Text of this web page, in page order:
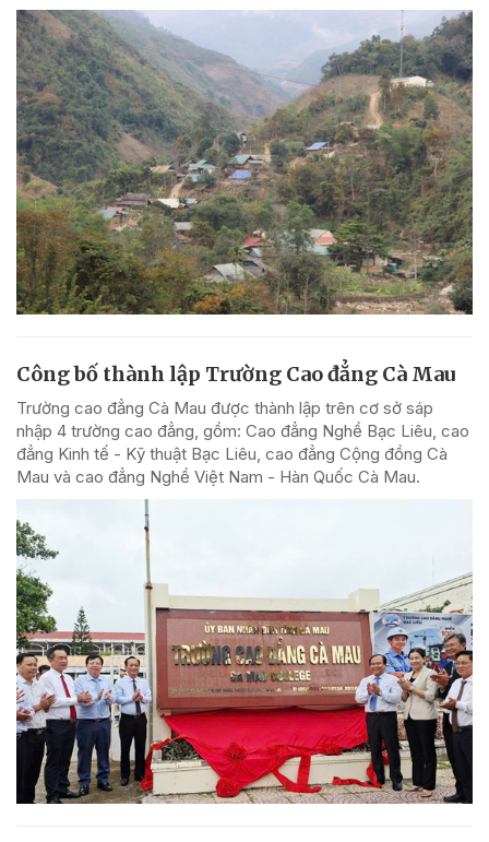
Công bố thành lập Trường Cao đẳng Cà Mau
Trường cao đẳng Cà Mau được thành lập trên cơ sở sáp
nhập 4 trường cao đẳng, gồm: Cao đẳng Nghề Bạc Liêu, cao
đẳng Kinh tế - Kỹ thuật Bạc Liêu, cao đẳng Cộng đồng Cà
Mau và cao đẳng Nghề Việt Nam - Hàn Quốc Cà Mau.